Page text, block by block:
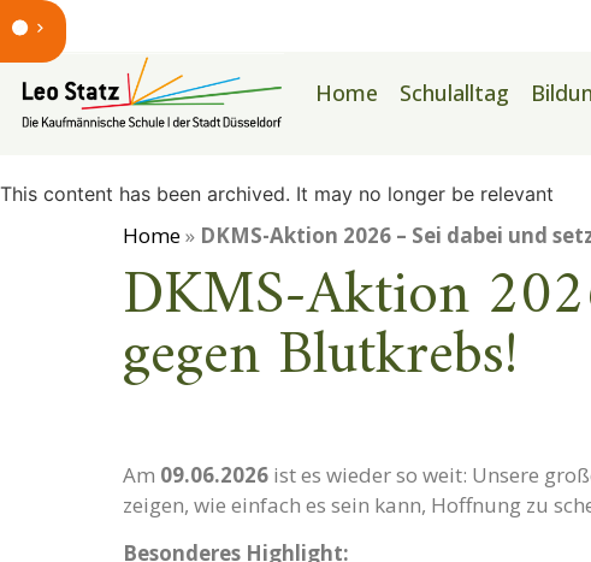
Home Schulalltag
This content has been archived. It may no longer be relevant
Home» DKMS-Aktion 2026 – Sei dabei und
DKMS-Aktion
gegen Blutkrebs!
Am 09.06.2026 ist es wieder so weit: Unsere
zeigen, wie einfach es sein kann, Hoffnung zu
Besonderes Highlight: